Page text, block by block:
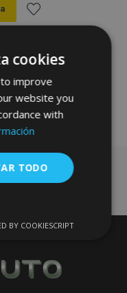
a la
Lista
de
cookies
improve
website you
with
TODO
de
BY COOKIESCRIPT